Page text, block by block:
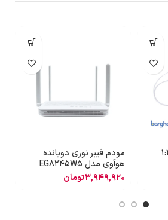
مودم فیبر نوری دوبانده
هوآوی مدل EG8245W5
3,949,920تومان